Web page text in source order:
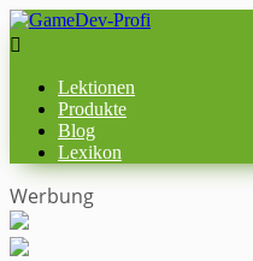

Lektionen
Produkte
Blog
Lexikon
Werbung